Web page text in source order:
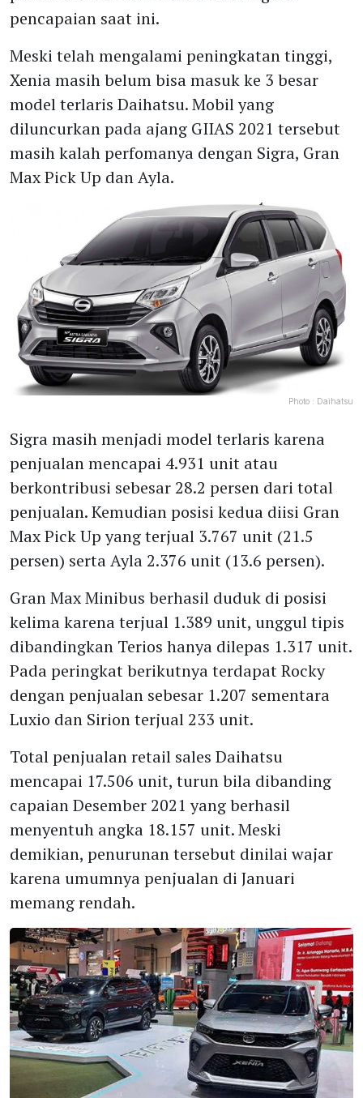
pencapaian saat ini.
Meski telah mengalami peningkatan tinggi,
Xenia masih belum bisa masuk ke 3 besar
model terlaris Daihatsu. Mobil yang
diluncurkan pada ajang GIIAS 2021 tersebut
masih kalah perfomanya dengan Sigra, Gran
Max Pick Up dan Ayla.
Photo : Daihatsu
Sigra masih menjadi model terlaris karena
penjualan mencapai 4.931 unit atau
berkontribusi sebesar 28.2 persen dari total
penjualan. Kemudian posisi kedua diisi Gran
Max Pick Up yang terjual 3.767 unit (21.5
persen) serta Ayla 2.376 unit (13.6 persen).
Gran Max Minibus berhasil duduk di posisi
kelima karena terjual 1.389 unit, unggul tipis
dibandingkan Terios hanya dilepas 1.317 unit.
Pada peringkat berikutnya terdapat Rocky
dengan penjualan sebesar 1.207 sementara
Luxio dan Sirion terjual 233 unit.
Total penjualan retail sales Daihatsu
mencapai 17.506 unit, turun bila dibanding
capaian Desember 2021 yang berhasil
menyentuh angka 18.157 unit. Meski
demikian, penurunan tersebut dinilai wajar
karena umumnya penjualan di Januari
memang rendah.